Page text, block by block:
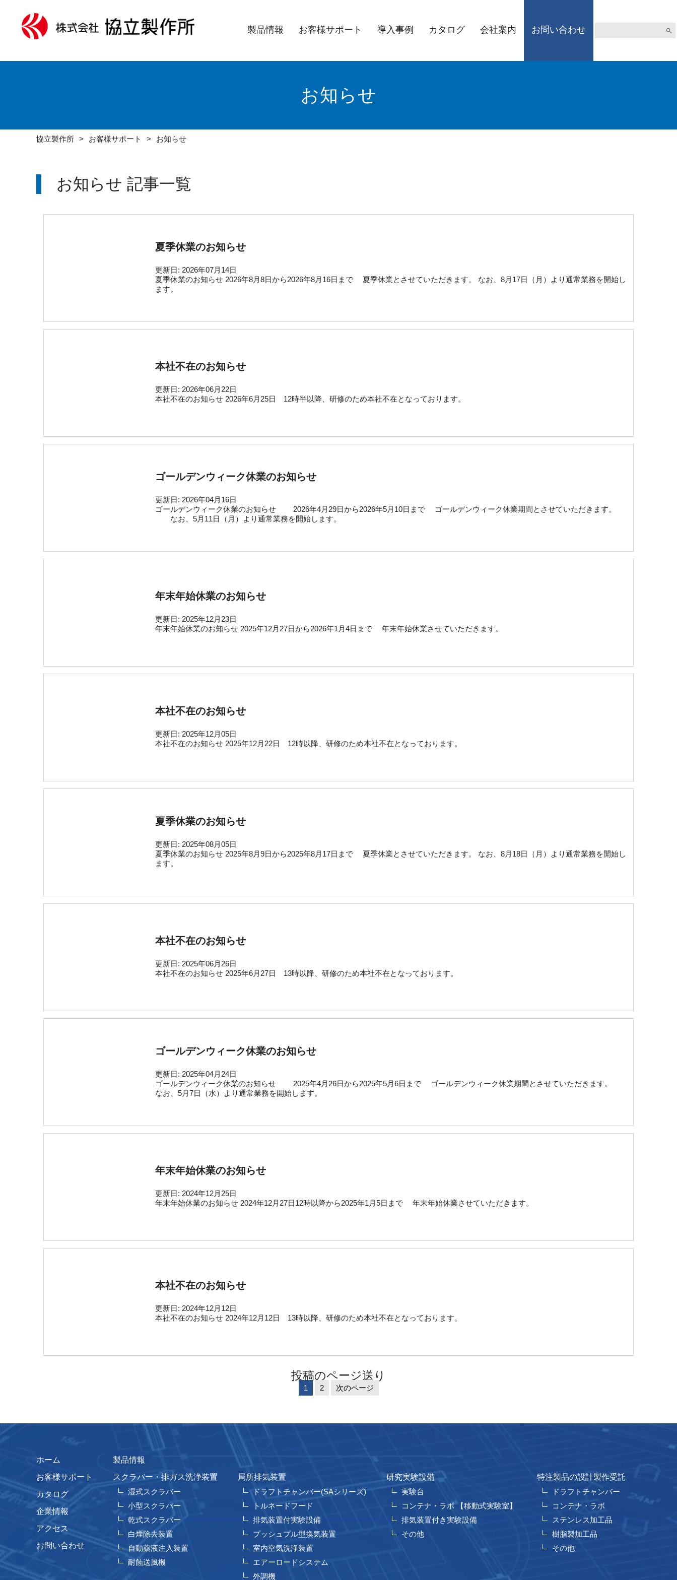
製品情報 お客様サポート 導入事例 カタログ 会社案内 お問い合わせ
お知らせ
協立製作所 お客様サポート お知らせ
お知らせ 記事一覧
夏季休業のお知らせ
更新日: 2026年07月14日
夏季休業のお知らせ 2026年8月8日から2026年8月16日まで 夏季休業とさせていただきます。 なお、8月17日（月）より通常業務を開始し
ます。
本社不在のお知らせ
更新日: 2026年06月22日
本社不在のお知らせ 2026年6月25日 12時半以降、研修のため本社不在となっております。
ゴールデンウィーク休業のお知らせ
更新日: 2026年04月16日
ゴールデンウィーク休業のお知らせ 2026年4月29日から2026年5月10日まで ゴールデンウィーク休業期間とさせていただきます。
なお、5月11日（月）より通常業務を開始します。
年末年始休業のお知らせ
更新日: 2025年12月23日
年末年始休業のお知らせ 2025年12月27日から2026年1月4日まで 年末年始休業させていただきます。
本社不在のお知らせ
更新日: 2025年12月05日
本社不在のお知らせ 2025年12月22日 12時以降、研修のため本社不在となっております。
夏季休業のお知らせ
更新日: 2025年08月05日
夏季休業のお知らせ 2025年8月9日から2025年8月17日まで 夏季休業とさせていただきます。 なお、8月18日（月）より通常業務を開始し
ます。
本社不在のお知らせ
更新日: 2025年06月26日
本社不在のお知らせ 2025年6月27日 13時以降、研修のため本社不在となっております。
ゴールデンウィーク休業のお知らせ
更新日: 2025年04月24日
ゴールデンウィーク休業のお知らせ 2025年4月26日から2025年5月6日まで ゴールデンウィーク休業期間とさせていただきます。
なお、5月7日（水）より通常業務を開始します。
年末年始休業のお知らせ
更新日: 2024年12月25日
年末年始休業のお知らせ 2024年12月27日12時以降から2025年1月5日まで 年末年始休業させていただきます。
本社不在のお知らせ
更新日: 2024年12月12日
本社不在のお知らせ 2024年12月12日 13時以降、研修のため本社不在となっております。
投稿のページ送り
1 2 次のページ
ホーム
お客様サポート
カタログ
企業情報
アクセス
お問い合わせ
製品情報
スクラバー・排ガス洗浄装置
湿式スクラバー
小型スクラバー
乾式スクラバー
白煙除去装置
自動薬液注入装置
耐蝕送風機
局所排気装置
ドラフトチャンバー(SAシリーズ)
トルネードフード
排気装置付実験設備
プッシュプル型換気装置
室内空気洗浄装置
エアーロードシステム
外調機
研究実験設備
実験台
コンテナ・ラボ 【移動式実験室】
排気装置付き実験設備
その他
特注製品の設計製作受託
ドラフトチャンバー
コンテナ・ラボ
ステンレス加工品
樹脂製加工品
その他